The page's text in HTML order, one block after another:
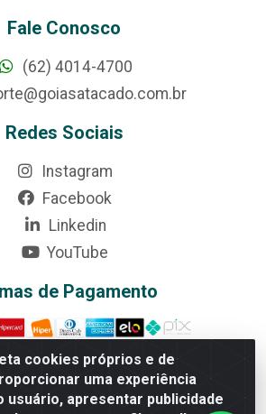
cookies próprios e de
uma experiência
usuário, apresentar publicidade
Fale Conosco
(62) 4014-4700
Redes Sociais
Instagram
Facebook
Linkedin
YouTube
de Pagamento
Universitária, nº 3860, Jardim das